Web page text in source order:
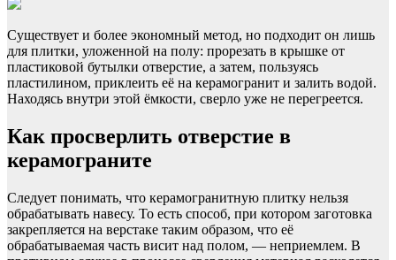
Существует и более экономный метод, но подходит он лишь
для плитки, уложенной на полу: прорезать в крышке от
пластиковой бутылки отверстие, а затем, пользуясь
пластилином, приклеить её на керамогранит и залить водой.
Находясь внутри этой ёмкости, сверло уже не перегреется.
Как просверлить отверстие в
керамограните
Следует понимать, что керамогранитную плитку нельзя
обрабатывать навесу. То есть способ, при котором заготовка
закрепляется на верстаке таким образом, что её
обрабатываемая часть висит над полом, — неприемлем. В